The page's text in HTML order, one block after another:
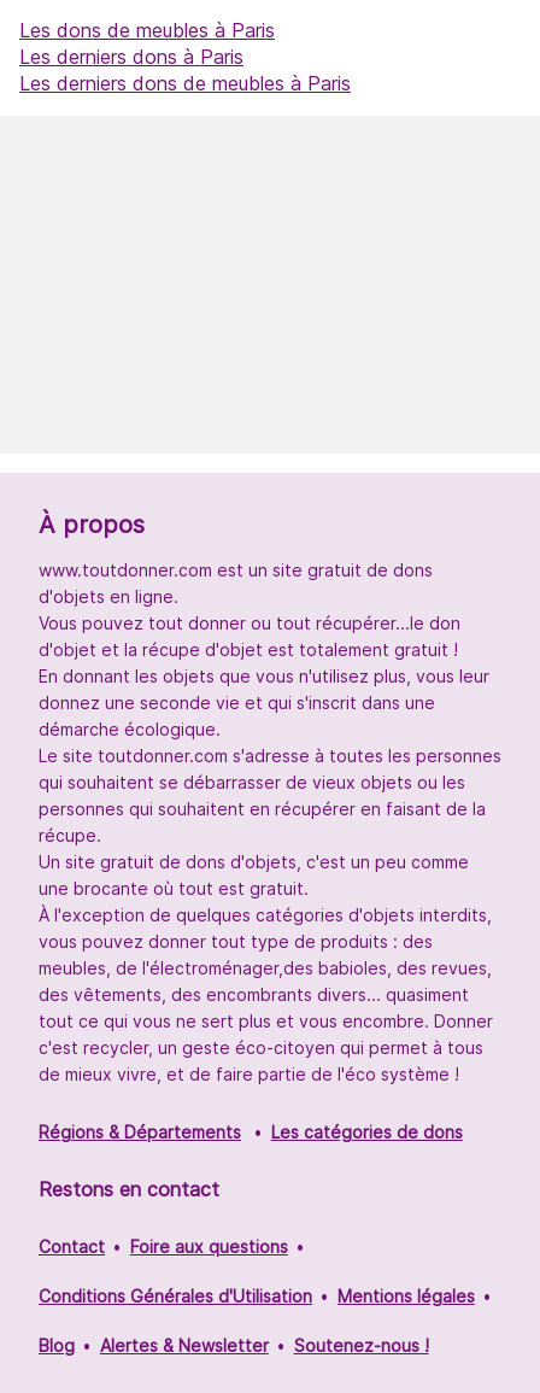
Les dons de meubles à Paris
Les derniers dons à Paris
Les derniers dons de meubles à Paris
À propos
www.toutdonner.com est un site gratuit de dons
d'objets en ligne.
Vous pouvez tout donner ou tout récupérer...le don
d'objet et la récupe d'objet est totalement gratuit !
En donnant les objets que vous n'utilisez plus, vous leur
donnez une seconde vie et qui s'inscrit dans une
démarche écologique.
Le site toutdonner.com s'adresse à toutes les personnes
qui souhaitent se débarrasser de vieux objets ou les
personnes qui souhaitent en récupérer en faisant de la
récupe.
Un site gratuit de dons d'objets, c'est un peu comme
une brocante où tout est gratuit.
À l'exception de quelques catégories d'objets interdits,
vous pouvez donner tout type de produits : des
meubles, de l'électroménager,des babioles, des revues,
des vêtements, des encombrants divers... quasiment
tout ce qui vous ne sert plus et vous encombre. Donner
c'est recycler, un geste éco-citoyen qui permet à tous
de mieux vivre, et de faire partie de l'éco système !
Régions & Départements Les catégories de dons
Restons en contact
Contact Foire aux questions
Conditions Générales d'Utilisation Mentions légales
Blog Alertes & Newsletter Soutenez-nous !